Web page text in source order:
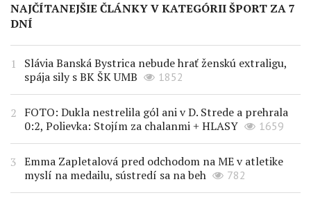
NAJČÍTANEJŠIE ČLÁNKY V KATEGÓRII ŠPORT ZA 7
DNÍ
Slávia Banská Bystrica nebude hrať ženskú extraligu,
spája sily s BK ŠK UMB
1852
FOTO: Dukla nestrelila gól ani v D. Strede a prehrala
0:2, Polievka: Stojím za chalanmi + HLASY
1659
Emma Zapletalová pred odchodom na ME v atletike
myslí na medailu, sústredí sa na beh
782